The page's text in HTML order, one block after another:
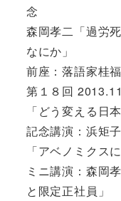
念
森岡孝二「過労
なにか」
前座：落語家桂
第１８回
「どう変える日
記念講演：浜矩
「アベノミクス
ミニ講演：森岡
と限定正社員」